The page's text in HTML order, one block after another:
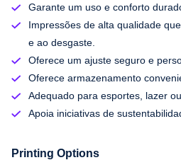
Garante um uso e conforto
Impressões de alta qualidade
e ao desgaste.
Oferece um ajuste seguro e
Oferece armazenamento
Adequado para esportes, lazer
Apoia iniciativas de
Printing Options